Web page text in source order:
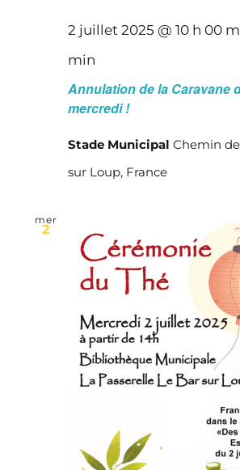
2 juillet 2025 @ 10 h 00
min
Annulation de la Caravane
mercredi !
Stade Municipal Chemin
sur Loup, France
mer
2